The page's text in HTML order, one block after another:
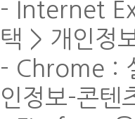
- Internet
택 > 개인정
- Chrome :
인정보-콘텐